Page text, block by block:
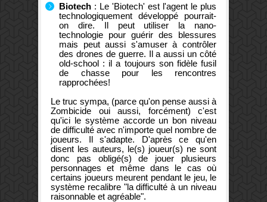
Biotech : Le 'Biotech' est l'agent le plus
technologiquement développé pourrait-
on dire. Il peut utiliser la nano-
technologie pour guérir des blessures
mais peut aussi s'amuser à contrôler
des drones de guerre. Il a aussi un côté
old-school : il a toujours son fidèle fusil
de chasse pour les rencontres
rapprochées!
Le truc sympa, (parce qu'on pense aussi à
Zombicide oui aussi, forcément) c'est
qu'ici le système accorde un bon niveau
de difficulté avec n'importe quel nombre de
joueurs. Il s'adapte. D'après ce qu'en
disent les auteurs, le(s) joueur(s) ne sont
donc pas obligé(s) de jouer plusieurs
personnages et même dans le cas où
certains joueurs meurent pendant le jeu, le
système recalibre "la difficulté à un niveau
raisonnable et agréable".